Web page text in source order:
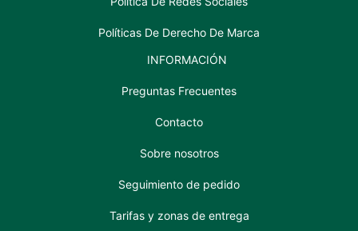
Políticas De Derecho De Marca
INFORMACIÓN
Preguntas Frecuentes
Contacto
Sobre nosotros
Seguimiento de pedido
Tarifas y zonas de entrega